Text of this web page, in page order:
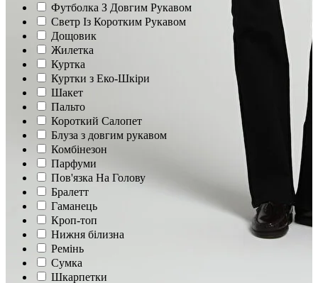
Футболка З Довгим Рукавом
Светр Із Коротким Рукавом
Дощовик
Жилетка
Куртка
Куртки з Еко-Шкіри
Шакет
Пальто
Короткий Салопет
Блуза з довгим рукавом
Комбінезон
Парфуми
Пов'язка На Голову
Бралетт
Гаманець
Кроп-топ
Нижня білизна
Ремінь
Сумка
Шкарпетки